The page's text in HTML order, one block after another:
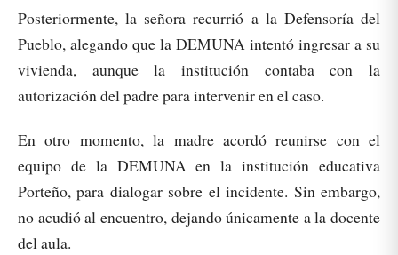
Posteriormente, la señora recurrió a la Defensoría del
Pueblo, alegando que la DEMUNA intentó ingresar a su
vivienda, aunque la institución contaba con la
autorización del padre para intervenir en el caso.
En otro momento, la madre acordó reunirse con el
equipo de la DEMUNA en la institución educativa
Porteño, para dialogar sobre el incidente. Sin embargo,
no acudió al encuentro, dejando únicamente a la docente
del aula.